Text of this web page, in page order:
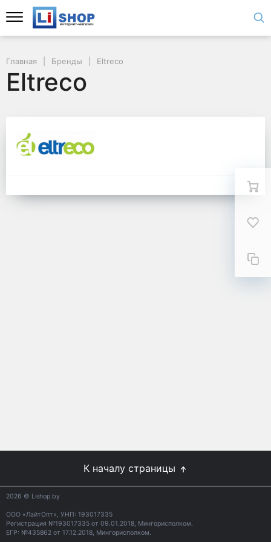
Главная Бренды Eltreco
Eltreco
К началу страницы
2026 © Lishop.by
ООО «ЛайтОпт», УНП: 193017335
Регистрация №193017335 от 09.01.2018, Мингорисполком.
ЕГР: №435862 от 17.12.2018, Мингорисполком.